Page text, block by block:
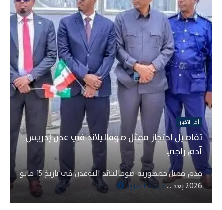
آخر الأخبار
تفاصيل احتجاز ممثل صوماليلاند في عدن إدريس
آدم راجي
قدم ممثل جمهورية صوماليلاند الىةعدن في تاريخ 15 مايو
2026 بعد ...
قراءة المزيد